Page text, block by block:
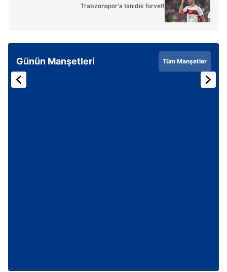
Trabzonspor'a tanıdık forvet!
Günün Manşetleri Tüm Manşetler